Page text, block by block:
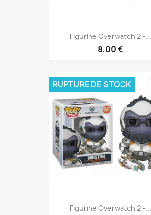
Figurine Overwatch 2 -...
8,00 €
Figurine Overwatch 2 -...
RUPTURE DE STOCK